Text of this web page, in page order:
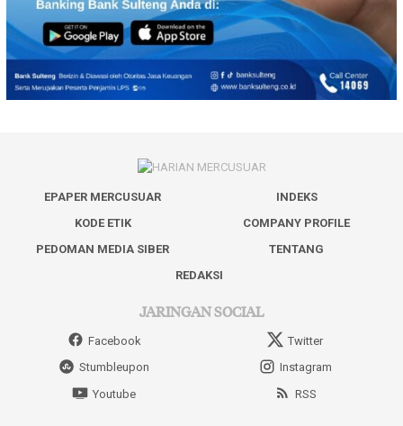
EPAPER MERCUSUAR
INDEKS
KODE ETIK
COMPANY PROFILE
PEDOMAN MEDIA SIBER
TENTANG
REDAKSI
JARINGAN SOCIAL
Facebook
Twitter
Stumbleupon
Instagram
Youtube
RSS